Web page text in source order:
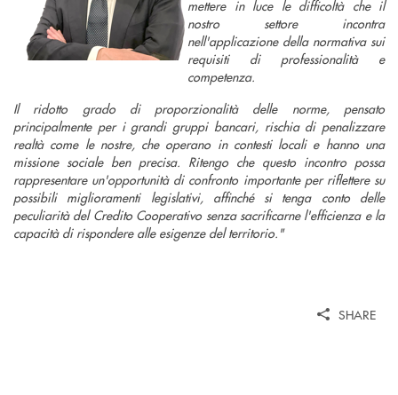
mettere in luce le difficoltà che il
nostro settore incontra
nell'applicazione della normativa sui
requisiti di professionalità e
competenza.
Il ridotto grado di proporzionalità delle norme, pensato
principalmente per i grandi gruppi bancari, rischia di penalizzare
realtà come le nostre, che operano in contesti locali e hanno una
missione sociale ben precisa. Ritengo che questo incontro possa
rappresentare un'opportunità di confronto importante per riflettere su
possibili miglioramenti legislativi, affinché si tenga conto delle
peculiarità del Credito Cooperativo senza sacrificarne l'efficienza e la
capacità di rispondere alle esigenze del territorio."
SHARE